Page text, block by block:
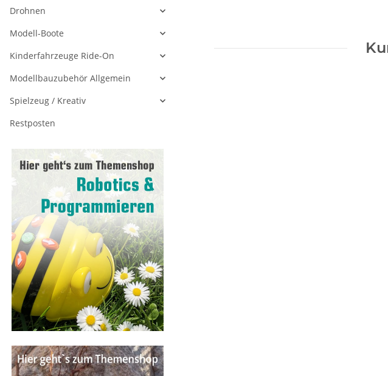
Drohnen
Modell-Boote
Kinderfahrzeuge Ride-On
Modellbauzubehör Allgemein
Spielzeug / Kreativ
Restposten